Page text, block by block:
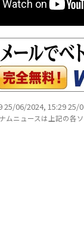
25/06/2024, 15:29
ムニュースは上記の各